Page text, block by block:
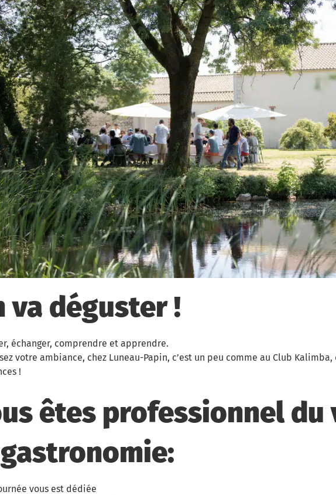
va déguster !
échanger, comprendre et apprendre.
votre ambiance, chez Luneau-Papin, c’est un peu comme au Club
!
êtes professionnel du
vous est dédiée